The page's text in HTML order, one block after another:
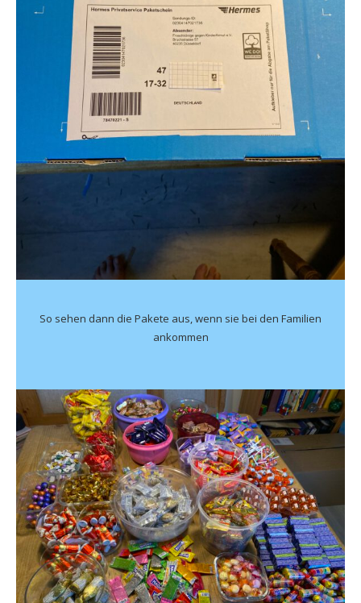
So sehen dann die Pakete aus, wenn sie bei den Familien
ankommen